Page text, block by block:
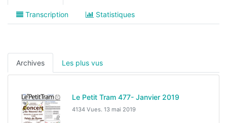
Transcription Statistiques
Archives Les plus vus
Le Petit Tram 477- Janvier 2019
4134 Vues. 13 mai 2019